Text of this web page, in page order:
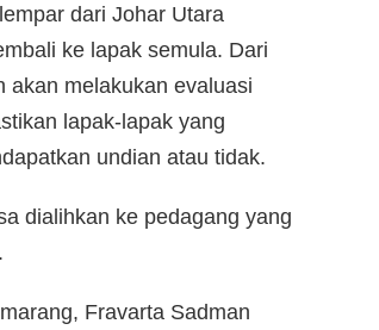
dari Johar Utara
ke lapak semula. Dari
akan melakukan evaluasi
lapak-lapak yang
undian atau tidak.
dialihkan ke pedagang yang
Fravarta Sadman